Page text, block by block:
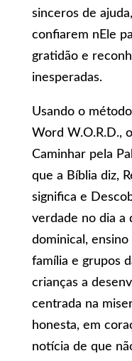
sinceros de
confiarem nEle
gratidão e
inesperadas.
Usando o
Word W.O.R.D.,
Caminhar pela
que a Bíblia diz,
significa e
verdade no dia a
dominical, ensino
família e grupos
crianças a
centrada na
honesta, em
notícia de que